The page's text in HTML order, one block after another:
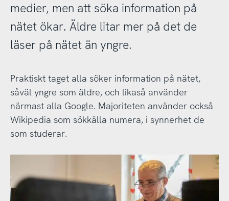
medier, men att söka information på
nätet ökar. Äldre litar mer på det de
läser på nätet än yngre.
Praktiskt taget alla söker information på nätet,
såväl yngre som äldre, och likaså använder
närmast alla Google. Majoriteten använder också
Wikipedia som sökkälla numera, i synnerhet de
som studerar.